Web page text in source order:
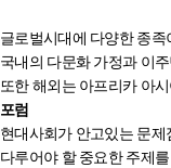
글로벌시대에 다양한 종
국내의 다문화 가정과 이
또한 해외는 아프리카 아
포럼
현대사회가 안고있는 문
다루어야 할 중요한 주제